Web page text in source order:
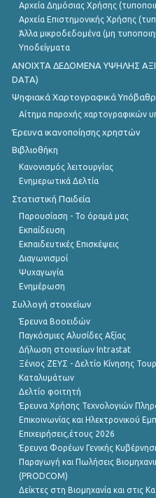
Αρχεία Δημόσιας Χρήσης
Αρχεία Επιστημονικής Χρήσης
Άλλα μικροδεδομένα (μη
Υποδείγματα
ANOIXTA ΔΕΔΟΜΕΝΑ ΥΨΗΛΗΣ
DATA)
Ψηφιακά Χαρτογραφικά
Αίτημα παροχής χαρτογραφικών
Έρευνα ικανοποίησης χρηστών
Βιβλιοθήκη
Κανονισμός λειτουργίας
Ενημερωτικά Δελτία
Στατιστική Παιδεία
Παρουσίαση - Το όραμά μας
Εκπαίδευση
Εκπαιδευτικές Επισκέψεις
Διαγωνισμοί
Ψυχαγωγία
Ενημέρωση
Συλλογή στοιχείων
Έρευνα Βοοειδών
Παγκόσμιες Αλυσίδες Αξίας
Δήλωση στοιχείων Intrastat
Ξένιος ΖΕΥΣ - Δελτίο Κίνησης
Καταλυμάτων
Δελτίο φοιτητή
Έρευνα Χρήσης Τεχνολογιών
Επικοινωνίας και Ηλεκτρονικού
Επιχειρήσεις,έτους 2026
Έρευνα Φορέων Γενικής
Παραγωγή και Πωλήσεις
(PRODCOM)
Δείκτες στη Βιομηχανία και στις